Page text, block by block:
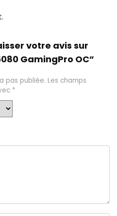
votre avis sur
GamingPro OC”
pas publiée. Les champs
*